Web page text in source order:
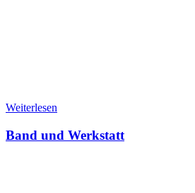
Weiterlesen
Band und Werkstatt